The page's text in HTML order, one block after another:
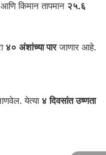
किमान तापमान २५.६
४० अंशांच्या पारजाणार आहे.
येत्या ४ दिवसांत उष्णता